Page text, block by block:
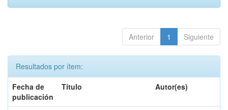
Anterior 1 Siguiente
Resultados por ítem:
Fecha de
publicación
Título Autor(es)